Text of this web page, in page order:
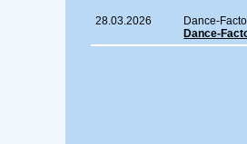
28.03.2026
Dance-
Dance-